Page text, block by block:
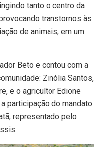
tanto o centro da
transtornos às
de animais, em um
Beto e contou com a
Zinólia Santos,
e o agricultor Edione
participação do mandato
representado pelo